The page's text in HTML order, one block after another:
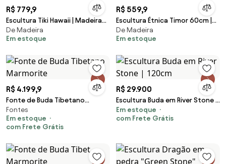
R$ 779,9
Escultura Tiki Hawaii | Madeira
Itaúba
De Madeira
Em estoque
R$ 559,9
Escultura Étnica Timor 60cm |
Madeira
De Madeira
Em estoque
R$ 4.199,9
Fonte de Buda Tibetano
Marmorite
Fontes
Em estoque
com Frete Grátis
R$ 29.900
Escultura Buda em River Stone |
120cm
Em estoque
com Frete Grátis